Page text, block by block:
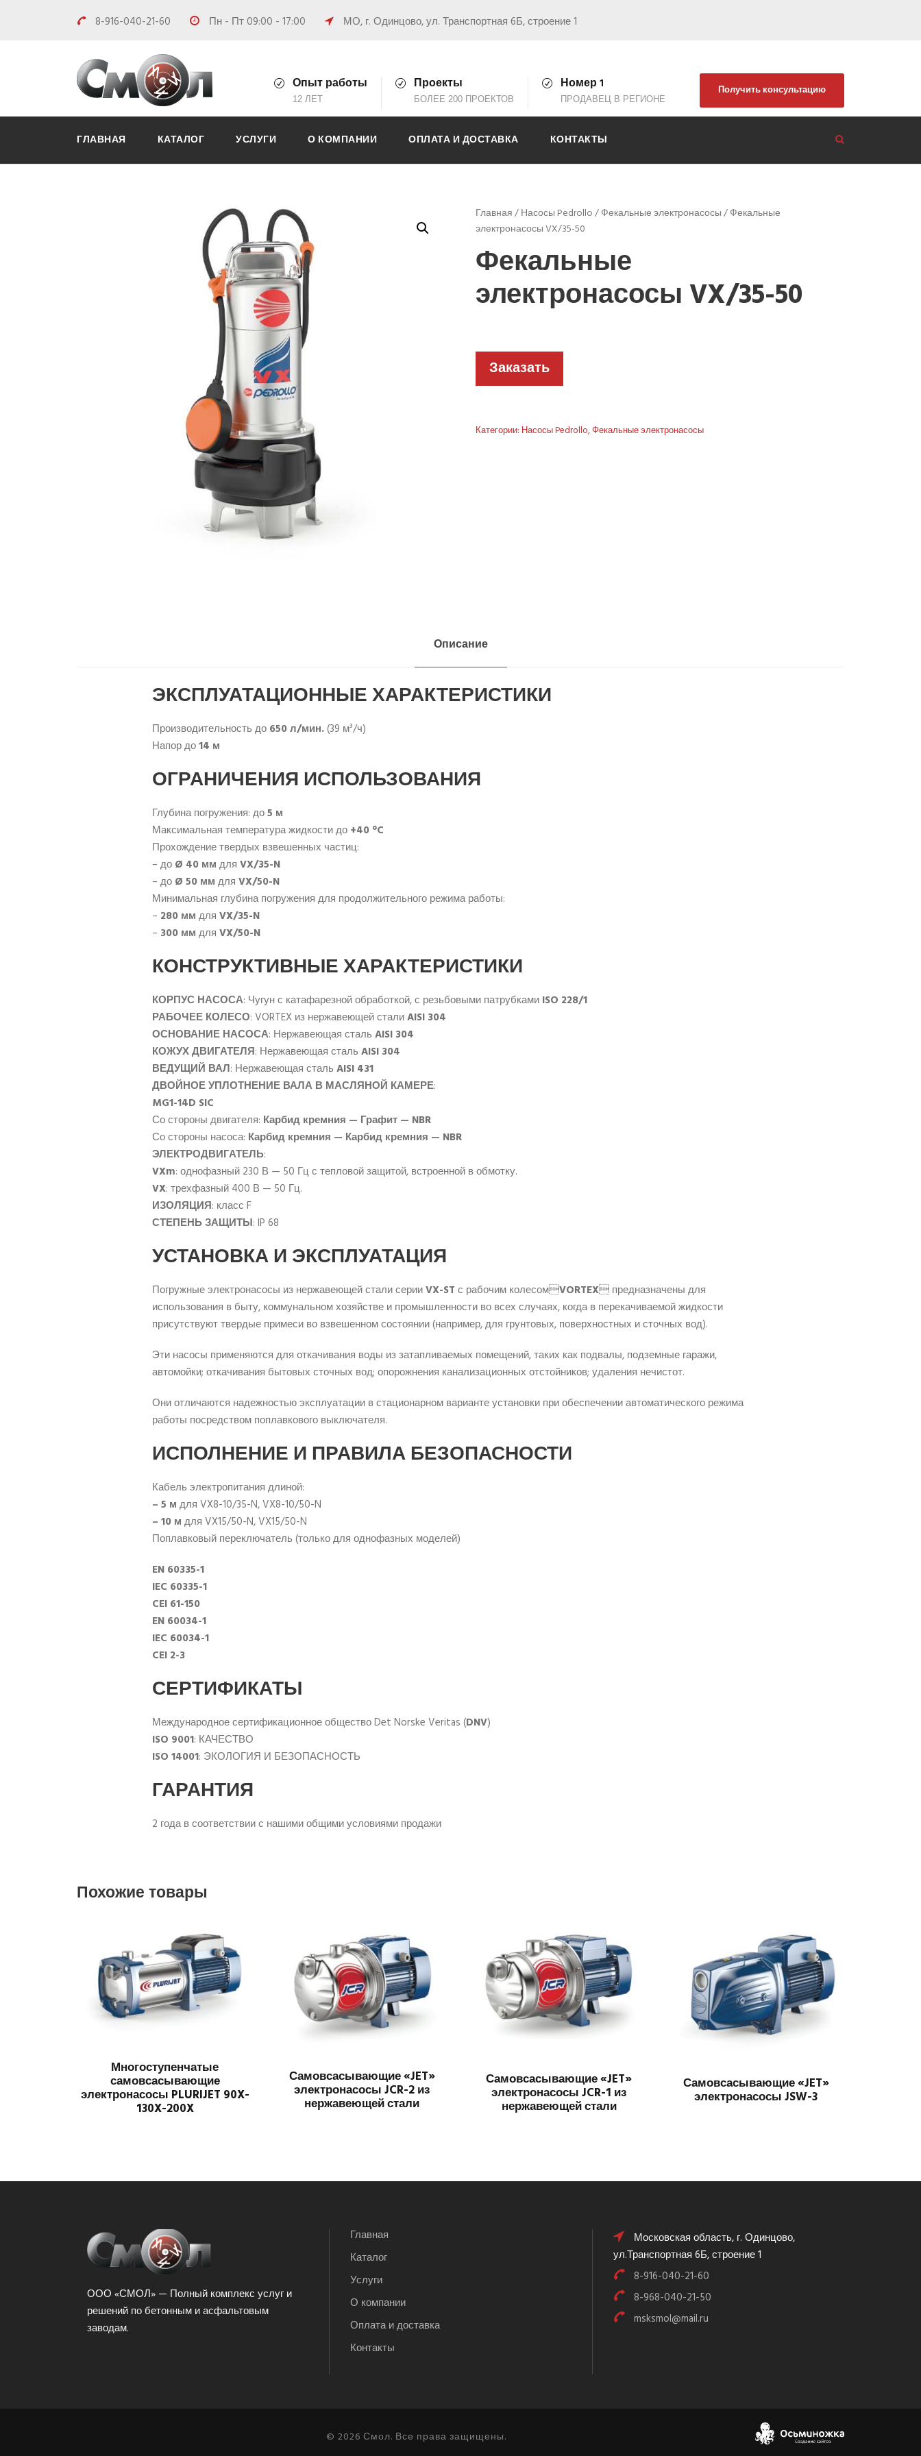
8-916-040-21-60 Пн - Пт 09:00 - 17:00 МО, г. Одинцово, ул. Транспортная 6Б, строение 1
Опыт работы
12 ЛЕТ
Проекты
БОЛЕЕ 200 ПРОЕКТОВ
Номер 1
ПРОДАВЕЦ В РЕГИОНЕ
Получить консультацию
ГЛАВНАЯ КАТАЛОГ УСЛУГИ О КОМПАНИИ ОПЛАТА И ДОСТАВКА КОНТАКТЫ
Главная/Насосы Pedrollo/Фекальные электронасосы/ Фекальные
электронасосы VX/35-50
Фекальные
электронасосы VX/35-50
Заказать
Категории: Насосы Pedrollo,Фекальные электронасосы
Описание
ЭКСПЛУАТАЦИОННЫЕ ХАРАКТЕРИСТИКИ
Производительность до 650 л/мин.(39 м³/ч)
Напор до14 м
ОГРАНИЧЕНИЯ ИСПОЛЬЗОВАНИЯ
Глубина погружения: до5 м
Максимальная температура жидкости до +40 °C
Прохождение твердых взвешенных частиц:
– до Ø 40 мм для VX/35-N
– до Ø 50 мм для VX/50-N
Минимальная глубина погружения для продолжительного режима работы:
– 280 мм для VX/35-N
– 300 мм для VX/50-N
КОНСТРУКТИВНЫЕ ХАРАКТЕРИСТИКИ
КОРПУС НАСОСА: Чугун с катафарезной обработкой, с резьбовыми патрубками ISO 228/1
РАБОЧЕЕ КОЛЕСО: VORTEX из нержавеющей сталиAISI 304
ОСНОВАНИЕ НАСОСА: Нержавеющая сталь AISI 304
КОЖУХ ДВИГАТЕЛЯ: Нержавеющая сталь AISI 304
ВЕДУЩИЙ ВАЛ: Нержавеющая сталь AISI 431
ДВОЙНОЕ УПЛОТНЕНИЕ ВАЛА В МАСЛЯНОЙ КАМЕРЕ:
MG1-14D SIC
Со стороны двигателя: Карбид кремния — Графит — NBR
Со стороны насоса: Карбид кремния — Карбид кремния — NBR
ЭЛЕКТРОДВИГАТЕЛЬ:
VXm: однофазный 230 В — 50 Гц с тепловой защитой, встроенной в обмотку.
VX: трехфазный 400 В — 50 Гц.
ИЗОЛЯЦИЯ: класс F
СТЕПЕНЬ ЗАЩИТЫ: IP 68
УСТАНОВКА И ЭКСПЛУАТАЦИЯ
Погружные электронасосы из нержавеющей стали серииVX-ST с рабочим колесомVORTEX предназначены для
использования в быту, коммунальном хозяйстве и промышленности во всех случаях, когда в перекачиваемой жидкости
присутствуют твердые примеси во взвешенном состоянии (например, для грунтовых, поверхностных и сточных вод).
Эти насосы применяются для откачивания воды из затапливаемых помещений, таких как подвалы, подземные гаражи,
автомойки; откачивания бытовых сточных вод; опорожнения канализационных отстойников; удаления нечистот.
Они отличаются надежностью эксплуатации в стационарном варианте установки при обеспечении автоматического режима
работы посредством поплавкового выключателя.
ИСПОЛНЕНИЕ И ПРАВИЛА БЕЗОПАСНОСТИ
Кабель электропитания длиной:
– 5 м для VX8-10/35-N, VX8-10/50-N
– 10 м для VX15/50-N, VX15/50-N
Поплавковый переключатель (только для однофазных моделей)
EN 60335-1
IEC 60335-1
CEI 61-150
EN 60034-1
IEC 60034-1
CEI 2-3
СЕРТИФИКАТЫ
Международное сертификационное общество Det Norske Veritas (DNV)
ISO 9001: КАЧЕСТВО
ISO 14001: ЭКОЛОГИЯ И БЕЗОПАСНОСТЬ
ГАРАНТИЯ
2 года в соответствии с нашими общими условиями продажи
Похожие товары
Многоступенчатые
самовсасывающие
электронасосы PLURIJET 90X-
130X-200X
Самовсасывающие «JET»
электронасосы JCR-2 из
нержавеющей стали
Самовсасывающие «JET»
электронасосы JCR-1 из
нержавеющей стали
Самовсасывающие «JET»
электронасосы JSW-3
ООО «СМОЛ» — Полный комплекс услуг и
решений по бетонным и асфальтовым
заводам.
Главная
Каталог
Услуги
О компании
Оплата и доставка
Контакты
Московская область, г. Одинцово,
ул.Транспортная 6Б, строение 1
8-916-040-21-60
8-968-040-21-50
msksmol@mail.ru
© 2026 Смол. Все права защищены.